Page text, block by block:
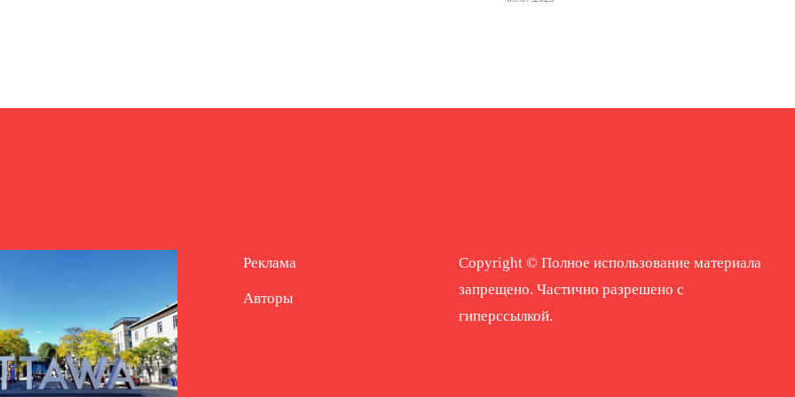
Реклама
Авторы
Copyright © Полное использование материала
запрещено. Частично разрешено с
гиперссылкой.